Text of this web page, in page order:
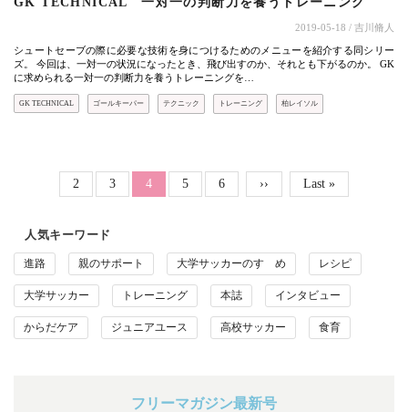
2019-05-18 / 吉川脩人
シュートセーブの際に必要な技術を身につけるためのメニューを紹介する同シリー
ズ。 今回は、一対一の状況になったとき、飛び出すのか、それとも下がるのか。 GK
に求められる一対一の判断力を養うトレーニングを…
GK TECHNICAL ゴールキーパー テクニック トレーニング 柏レイソル
ページ送り
Page
2 Page
3 カレントページ
4 Page
5 Page
6 次ページ
›› 最終ページ
Last »
人気キーワード
進路 親のサポート 大学サッカーのすゝめ レシピ
大学サッカー トレーニング 本誌 インタビュー
からだケア ジュニアユース 高校サッカー 食育
フリーマガジン最新号